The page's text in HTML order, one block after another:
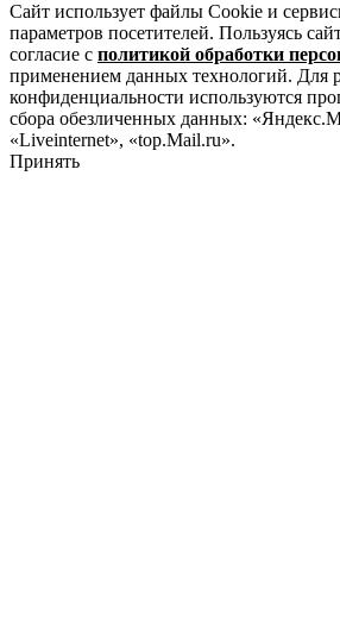
Сайт использует файлы Cookie и
параметров посетителей. Пользуясь
согласие с политикой обработки
применением данных технологий. Для
конфиденциальности используются
сбора обезличенных данных:
«Liveinternet», «top.Mail.ru».
Принять